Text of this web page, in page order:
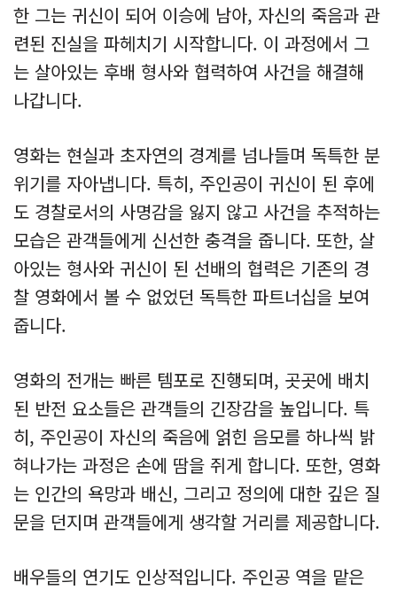
한 그는 귀신이 되어 이승에 남아, 자신의 죽음과 관
련된 진실을 파헤치기 시작합니다. 이 과정에서 그
는 살아있는 후배 형사와 협력하여 사건을 해결해
나갑니다.
영화는 현실과 초자연의 경계를 넘나들며 독특한 분
위기를 자아냅니다. 특히, 주인공이 귀신이 된 후에
도 경찰로서의 사명감을 잃지 않고 사건을 추적하는
모습은 관객들에게 신선한 충격을 줍니다. 또한, 살
아있는 형사와 귀신이 된 선배의 협력은 기존의 경
찰 영화에서 볼 수 없었던 독특한 파트너십을 보여
줍니다.
영화의 전개는 빠른 템포로 진행되며, 곳곳에 배치
된 반전 요소들은 관객들의 긴장감을 높입니다. 특
히, 주인공이 자신의 죽음에 얽힌 음모를 하나씩 밝
혀나가는 과정은 손에 땀을 쥐게 합니다. 또한, 영화
는 인간의 욕망과 배신, 그리고 정의에 대한 깊은 질
문을 던지며 관객들에게 생각할 거리를 제공합니다.
배우들의 연기도 인상적입니다. 주인공 역을 맡은